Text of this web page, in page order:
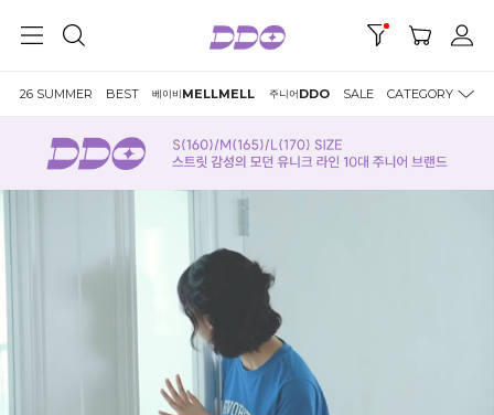
26 SUMMER BEST 베이비MELLMELL 주니어DDO SALE CATEGORY